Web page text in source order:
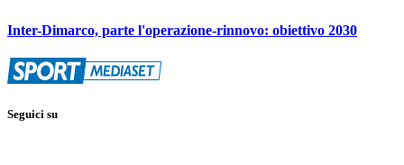
Inter-Dimarco, parte l'operazione-rinnovo: obiettivo 2030
Seguici su